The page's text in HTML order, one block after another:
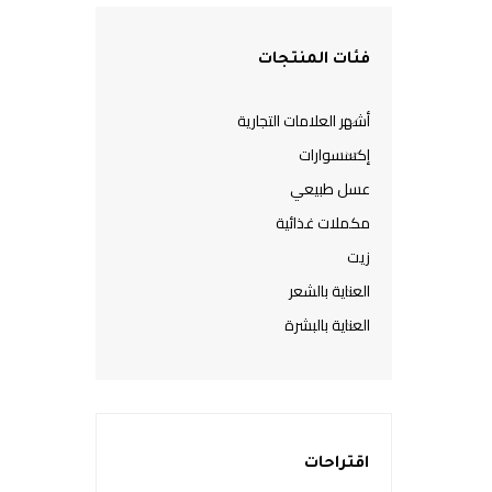
فئات المنتجات
أشهر العلامات التجارية
إكسسوارات
عسل طبيعي
مكملات غذائية
زيت
العناية بالشعر
العناية بالبشرة
اقتراحات